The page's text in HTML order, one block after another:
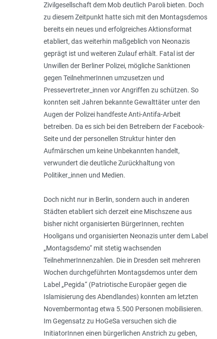
Zivilgesellschaft dem Mob deutlich Paroli bieten. Doch
zu diesem Zeitpunkt hatte sich mit den Montagsdemos
bereits ein neues und erfolgreiches Aktionsformat
etabliert, das weiterhin maßgeblich von Neonazis
geprägt ist und weiteren Zulauf erhält. Fatal ist der
Unwillen der Berliner Polizei, mögliche Sanktionen
gegen TeilnehmerInnen umzusetzen und
Pressevertreter_innen vor Angriffen zu schützen. So
konnten seit Jahren bekannte Gewalttäter unter den
Augen der Polizei handfeste Anti-Antifa-Arbeit
betreiben. Da es sich bei den Betreibern der Facebook-
Seite und der personellen Struktur hinter den
Aufmärschen um keine Unbekannten handelt,
verwundert die deutliche Zurückhaltung von
Politiker_innen und Medien.
Doch nicht nur in Berlin, sondern auch in anderen
Städten etabliert sich derzeit eine Mischszene aus
bisher nicht organisierten BürgerInnen, rechten
Hooligans und organisierten Neonazis unter dem Label
„Montagsdemo“ mit stetig wachsenden
TeilnehmerInnenzahlen. Die in Dresden seit mehreren
Wochen durchgeführten Montagsdemos unter dem
Label „Pegida“ (Patriotische Europäer gegen die
Islamisierung des Abendlandes) konnten am letzten
Novembermontag etwa 5.500 Personen mobilisieren.
Im Gegensatz zu HoGeSa versuchen sich die
InitiatorInnen einen bürgerlichen Anstrich zu geben,